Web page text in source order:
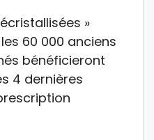
»
60 000 anciens
bénéficieront
4 dernières